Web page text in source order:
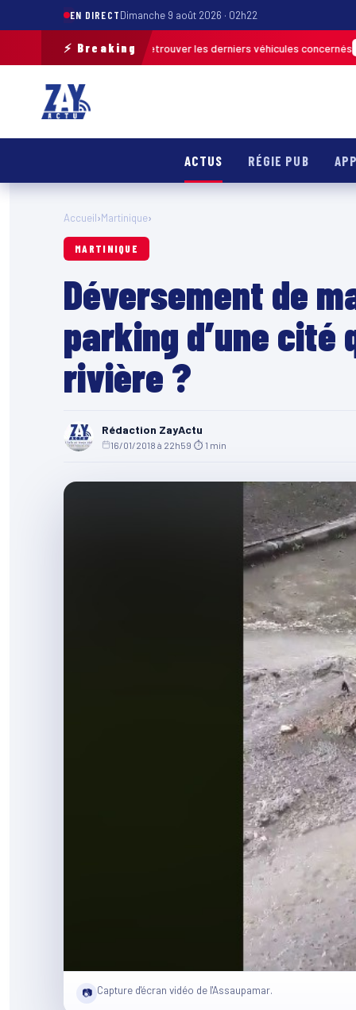
EN DIRECTDimanche 9 août 2026 · 02h22
⚡ Breaking
de terrain pour retrouver les derniers véhicules concernés FRANCE &
ACTUS RÉGIE PUB
Accueil›Martinique›
MARTINIQUE
Déversement de
parking d’une cité
rivière ?
Rédaction ZayActu
16/01/2018 à 22h59 ⏱ 1 min
📷 Capture d'écran vidéo de l'Assaupamar.